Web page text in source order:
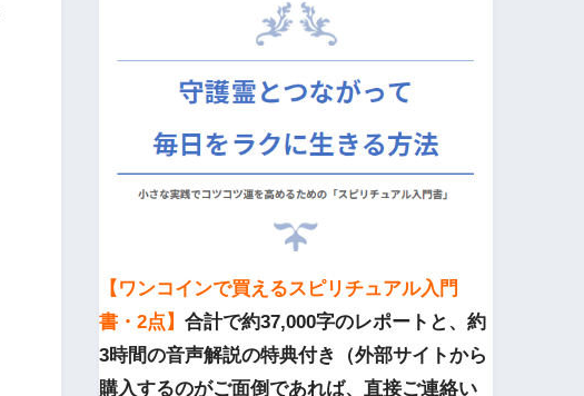
【ワンコインで買えるスピリチュアル入門
書・2点】 合計で約37,000字のレポートと、約
3時間の音声解説の特典付き（外部サイトから
購入するのがご面倒であれば、直接ご連絡い